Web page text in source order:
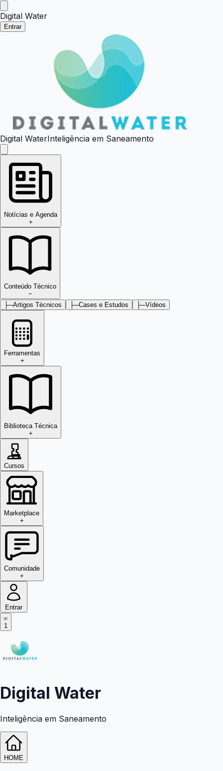
Digital Water
Entrar
Digital WaterInteligência em Saneamento
Notícias e Agenda
+
Conteúdo Técnico
−
├─Artigos Técnicos ├─Cases e Estudos ├─Vídeos
Ferramentas
+
Biblioteca Técnica
+
Cursos
Marketplace
+
Comunidade
+
Entrar
1
Digital Water
Inteligência em Saneamento
HOME